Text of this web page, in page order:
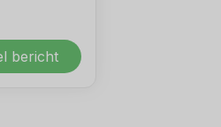
bericht